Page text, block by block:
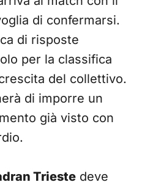
di confermarsi.
di risposte
per la classifica
del collettivo.
di imporre un
già visto con
Trieste deve